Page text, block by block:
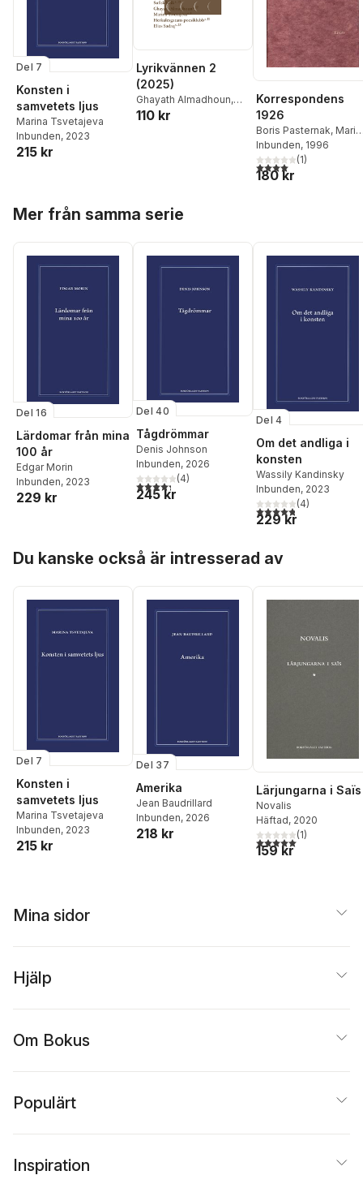
Del 7
Konsten i
samvetets ljus
Marina Tsvetajeva
Inbunden, 2023
215 kr
Lyrikvännen 2
(2025)
Ghayath Almadhoun,
Maria Bodin
Simon Sorgenfrei
Houssin Vennberg
110 kr
Korrespondens
1926
Boris Pasternak,
Tsvetajeva,Rainer
Maria Rilke
Inbunden, 1996
4,0utav 5 stjärnor.
(1)
180 kr
Mer från samma serie
Del 16
Lärdomar från mina
100 år
Edgar Morin
Inbunden, 2023
229 kr
Del 40
Tågdrömmar
Denis Johnson
Inbunden, 2026
4,3utav 5 stjärnor. Totalt antal röster:
(4)
245 kr
Del 4
Om det andliga i
konsten
Wassily Kandinsky
Inbunden, 2023
4,8utav 5 stjärnor.
(4)
229 kr
Du kanske också är intresserad av
Del 7
Konsten i
samvetets ljus
Marina Tsvetajeva
Inbunden, 2023
215 kr
Del 37
Amerika
Jean Baudrillard
Inbunden, 2026
218 kr
Lärjungarna i Saïs
Novalis
Häftad, 2020
5,0utav 5 stjärnor.
(1)
159 kr
Mina sidor
Hjälp
Om Bokus
Populärt
Inspiration